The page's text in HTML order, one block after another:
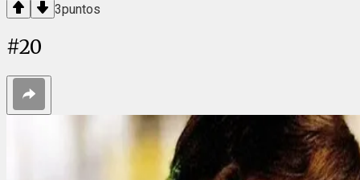
3puntos
#20